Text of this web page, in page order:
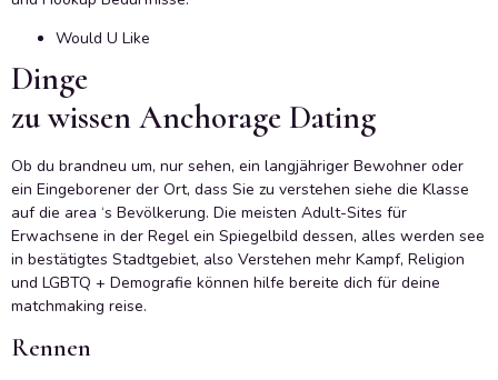
Would U Like
Dinge
zu wissen Anchorage Dating
Ob du brandneu um, nur sehen, ein langjähriger Bewohner oder
ein Eingeborener der Ort, dass Sie zu verstehen siehe die Klasse
auf die area ‘s Bevölkerung. Die meisten Adult-Sites für
Erwachsene in der Regel ein Spiegelbild dessen, alles werden see
in bestätigtes Stadtgebiet, also Verstehen mehr Kampf, Religion
und LGBTQ + Demografie können hilfe bereite dich für deine
matchmaking reise.
Rennen